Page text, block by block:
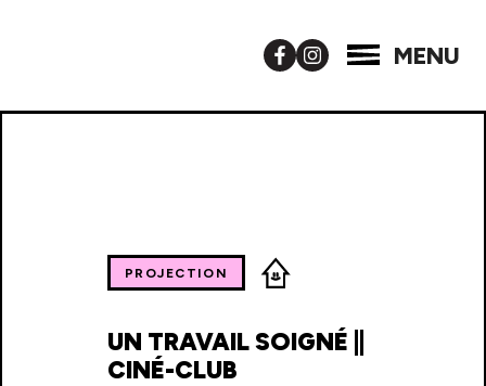
MENU
PROJECTION
UN TRAVAIL SOIGNÉ ||
CINÉ-CLUB